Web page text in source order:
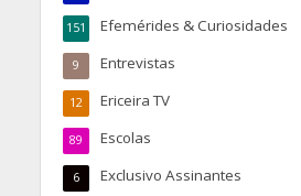
Efemérides & Curiosidades
151
Entrevistas
9
Ericeira TV
12
Escolas
89
Exclusivo Assinantes
6